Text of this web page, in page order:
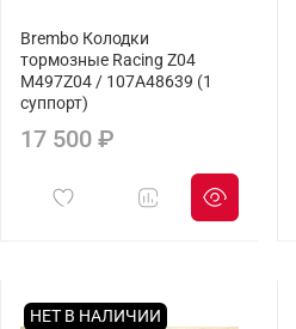
Brembo Колодки
тормозные Racing Z04
M497Z04 / 107A48639 (1
суппорт)
17 500 ₽
НЕТ В НАЛИЧИИ